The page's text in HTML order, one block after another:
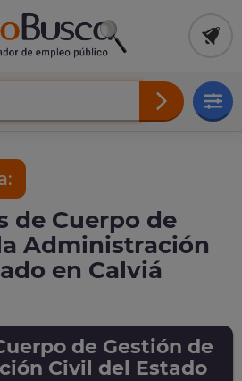
de Cuerpo de
Administración
en Calviá
de Gestión de
Civil del Estado